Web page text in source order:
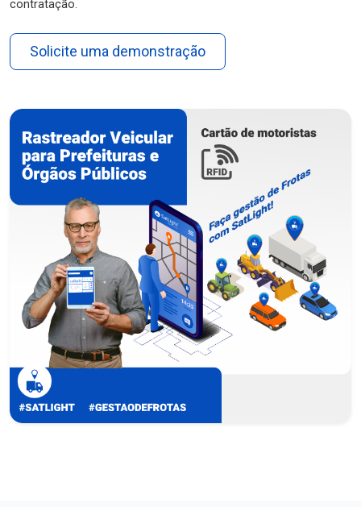
contratação.
Solicite uma demonstração